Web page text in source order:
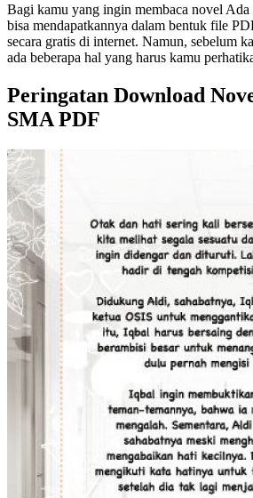
Bagi kamu yang ingin membaca novel
bisa mendapatkannya dalam bentuk file
secara gratis di internet. Namun, sebelum
ada beberapa hal yang harus kamu
Peringatan Download
SMA PDF